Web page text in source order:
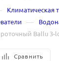
Климатическая
—
Ballu 3-
Сравнить